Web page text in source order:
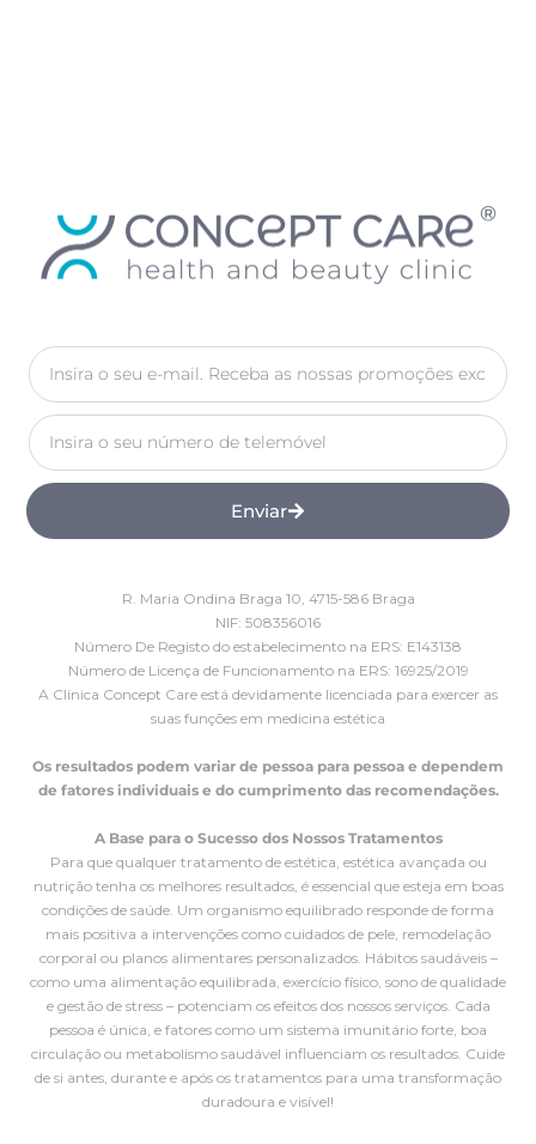
Enviar
R. Maria Ondina Braga 10, 4715-586 Braga
NIF: 508356016
Número De Registo do estabelecimento na ERS: E143138
Número de Licença de Funcionamento na ERS: 16925/2019
A Clínica Concept Care está devidamente licenciada para exercer as
suas funções em medicina estética
Os resultados podem variar de pessoa para pessoa e dependem
de fatores individuais e do cumprimento das recomendações.
A Base para o Sucesso dos Nossos Tratamentos
Para que qualquer tratamento de estética, estética avançada ou
nutrição tenha os melhores resultados, é essencial que esteja em boas
condições de saúde. Um organismo equilibrado responde de forma
mais positiva a intervenções como cuidados de pele, remodelação
corporal ou planos alimentares personalizados. Hábitos saudáveis –
como uma alimentação equilibrada, exercício físico, sono de qualidade
e gestão de stress – potenciam os efeitos dos nossos serviços. Cada
pessoa é única, e fatores como um sistema imunitário forte, boa
circulação ou metabolismo saudável influenciam os resultados. Cuide
de si antes, durante e após os tratamentos para uma transformação
duradoura e visível!